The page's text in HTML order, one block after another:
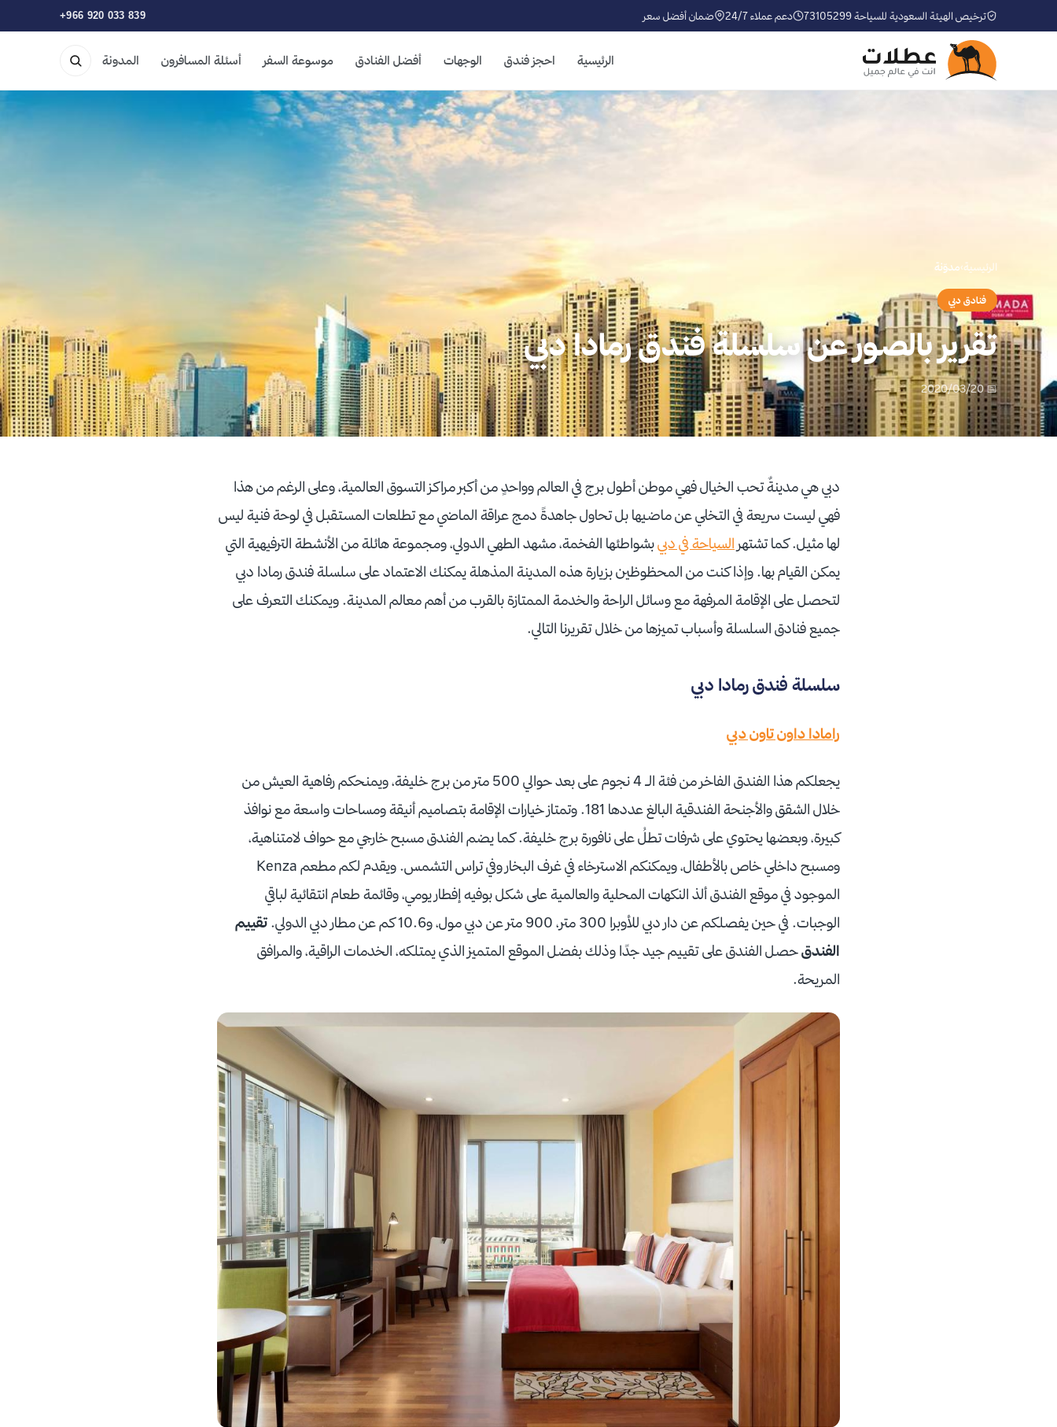
ترخيص الهيئة السعودية للسياحة 73105299 دعم عملاء 24/7 ضمان أفضل سعر +966 920 033 839
الرئيسية احجز فندق الوجهات أفضل الفنادق موسوعة السفر أسئلة المسافرون المدونة
الرئيسية›مدوّنة
فنادق دبي
تقرير بالصور عن سلسلة فندق رمادا دبي
📅 2020/03/20
دبي هي مدينةٌ تحب الخيال فهي موطن أطول برج في العالم وواحدٍ من أكبر مراكز التسوق العالمية، وعلى الرغم من هذا
فهي ليست سريعة في التخلي عن ماضيها بل تحاول جاهدةً دمج عراقة الماضي مع تطلعات المستقبل في لوحة فنية ليس
لها مثيل. كما تشتهر السياحة في دبيبشواطئها الفخمة، مشهد الطهي الدولي، ومجموعة هائلة من الأنشطة الترفيهية التي
يمكن القيام بها. وإذا كنت من المحظوظين بزيارة هذه المدينة المذهلة يمكنك الاعتماد على سلسلة فندق رمادا دبي
لتحصل على الإقامة المرفهة مع وسائل الراحة والخدمة الممتازة بالقرب من أهم معالم المدينة. ويمكنك التعرف على
جميع فنادق السلسلة وأسباب تميزها من خلال تقريرنا التالي.
سلسلة فندق رمادا دبي
رامادا داون تاون دبي
يجعلكم هذا الفندق الفاخر من فئة الـ 4 نجوم على بعد حوالي 500 متر من برج خليفة، ويمنحكم رفاهية العيش من
خلال الشقق والأجنحة الفندقية البالغ عددها 181. وتمتاز خيارات الإقامة بتصاميم أنيقة ومساحات واسعة مع نوافذ
كبيرة، وبعضها يحتوي على شرفات تطلُ على نافورة برج خليفة. كما يضم الفندق مسبح خارجي مع حواف لامتناهية،
ومسبح داخلي خاص بالأطفال، ويمكنكم الاسترخاء في غرف البخار وفي تراس التشمس. ويقدم لكم مطعم Kenza
الموجود في موقع الفندق ألذ النكهات المحلية والعالمية على شكل بوفيه إفطار يومي، وقائمة طعام انتقائية لباقي
الوجبات. في حين يفصلكم عن دار دبي للأوبرا 300 متر، 900 متر عن دبي مول، و10.6 كم عن مطار دبي الدولي.
تقييم
الفندقحصل الفندق على تقييم جيد جدًا وذلك بفضل الموقع المتميز الذي يمتلكه، الخدمات الراقية، والمرافق
المريحة.